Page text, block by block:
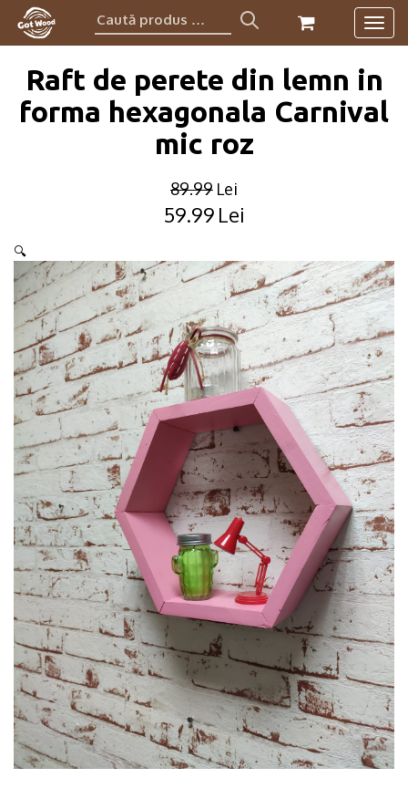
Caută
produs:
Raft de perete din lemn in
forma hexagonala Carnival
mic roz
89.99 Lei
Original
was:
89.99lei.
59.99 Lei
Current
is:
59.99lei.
🔍